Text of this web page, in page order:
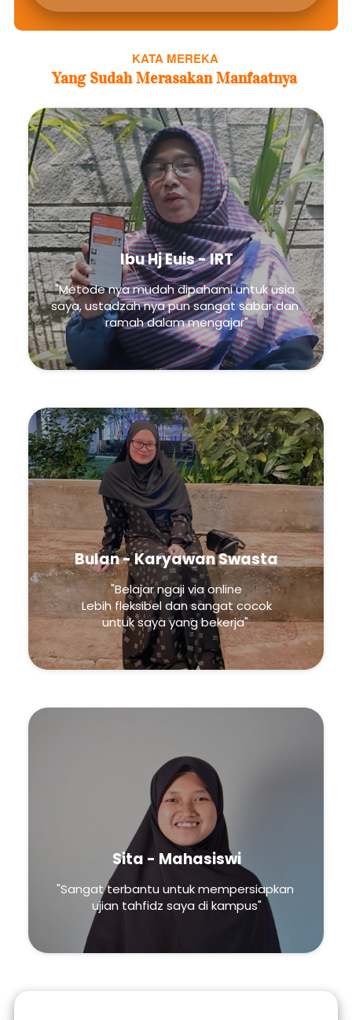
KATA MEREKA
Yang Sudah Merasakan Manfaatnya
Ibu Hj Euis - IRT
"Metode nya mudah dipahami untuk usia
saya, ustadzah nya pun sangat sabar dan
ramah dalam mengajar"
Bulan - Karyawan Swasta
"Belajar ngaji via online
Lebih fleksibel dan sangat cocok
untuk saya yang bekerja"
Sita - Mahasiswi
"Sangat terbantu untuk mempersiapkan
ujian tahfidz saya di kampus"